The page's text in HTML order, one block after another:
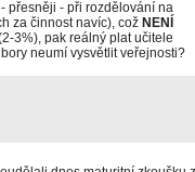
přesněji - při rozdělování na
za činnost navíc), což NENÍ
3%), pak reálný plat učitele
neumí vysvětlit veřejnosti?